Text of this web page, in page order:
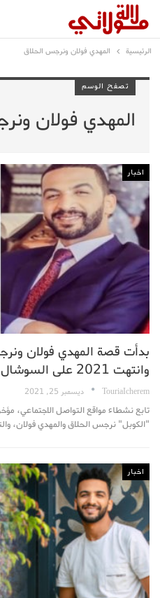
الرئيسية المهدي فولان ونرجس الحلاق
تصفح الوسم
المهدي فولان
اخبار
وانتهت 2021 على السوشال ميديا…
TouriaIcherem ديسمبر 25, 2021
تابع نشطاء مواقع التواصل الاجتماعي،
"الكوبل" نرجس الحلاق والمهدي فولان،
اخبار